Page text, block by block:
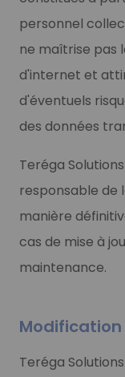
personnel
ne maîtrise pas
d'internet et
d'éventuels
des données
Teréga
responsable de
manière
cas de mise à
maintenance.
Teréga